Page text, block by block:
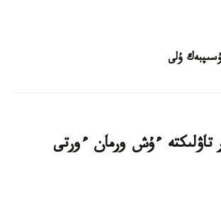
ۇلى
تاۋلىكتە ءۇش ورمان ءورتى